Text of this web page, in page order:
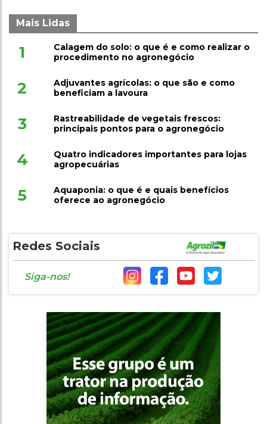
Mais Lidas
1
Calagem do solo: o que é e como realizar o
procedimento no agronegócio
2
Adjuvantes agrícolas: o que são e como
beneficiam a lavoura
3
Rastreabilidade de vegetais frescos:
principais pontos para o agronegócio
4
Quatro indicadores importantes para lojas
agropecuárias
5
Aquaponia: o que é e quais benefícios
oferece ao agronegócio
Redes Sociais
Siga-nos!